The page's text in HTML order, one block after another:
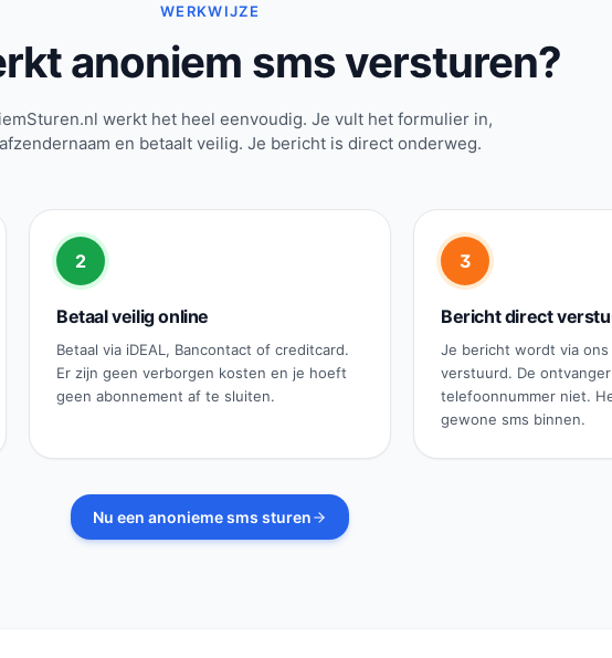
WERKWIJZE
anoniem sms versturen?
werkt het heel eenvoudig. Je vult het formulier in,
en betaalt veilig. Je bericht is direct onderweg.
2
Betaal veilig online
Betaal via iDEAL, Bancontact of creditcard.
Er zijn geen verborgen kosten en je hoeft
geen abonnement af te sluiten.
3
Bericht direct
Je bericht wordt via
verstuurd. De
telefoonnummer niet.
gewone sms binnen.
Nu een anonieme sms sturen